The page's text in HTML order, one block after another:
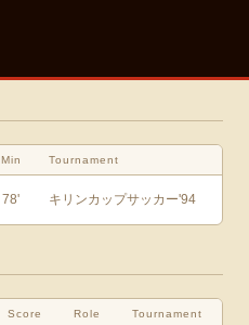
Min Tournament
78' キリンカップサッカー'94
Score Role Tournament